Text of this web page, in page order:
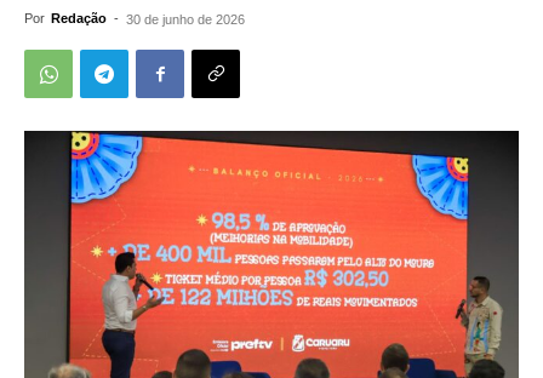
Por Redação - 30 de junho de 2026